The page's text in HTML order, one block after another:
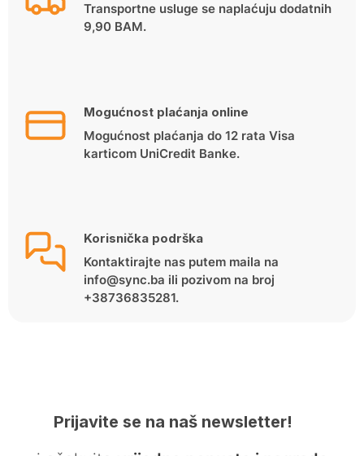
Transportne usluge se naplaćuju dodatnih
9,90 BAM.
Mogućnost plaćanja online
Mogućnost plaćanja do 12 rata Visa
karticom UniCredit Banke.
Korisnička podrška
Kontaktirajte nas putem maila na
info@sync.ba ili pozivom na broj
+38736835281.
Prijavite se na naš newsletter!